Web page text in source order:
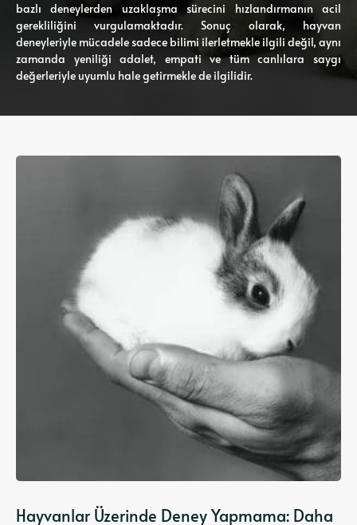
bazlı deneylerden uzaklaşma sürecini hızlandırmanın acil
gerekliliğini vurgulamaktadır. Sonuç olarak, hayvan
deneyleriyle mücadele sadece bilimi ilerletmekle ilgili değil, aynı
zamanda yeniliği adalet, empati ve tüm canlılara saygı
değerleriyle uyumlu hale getirmekle de ilgilidir.
Hayvanlar Üzerinde Deney Yapmama: Daha